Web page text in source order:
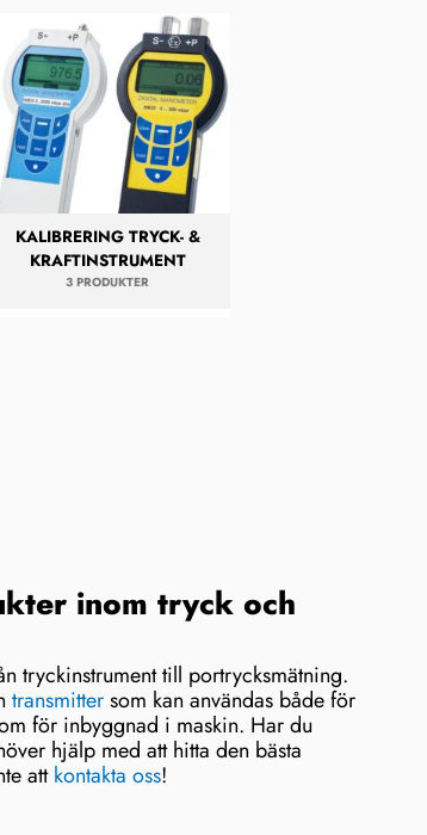
KALIBRERING TRYCK- &
KRAFTINSTRUMENT
3 PRODUKTER
inom tryck och
tryckinstrument till portrycksmätning.
transmittersom kan användas både för
för inbyggnad i maskin. Har du
hjälp med att hitta den bästa
attkontakta oss!